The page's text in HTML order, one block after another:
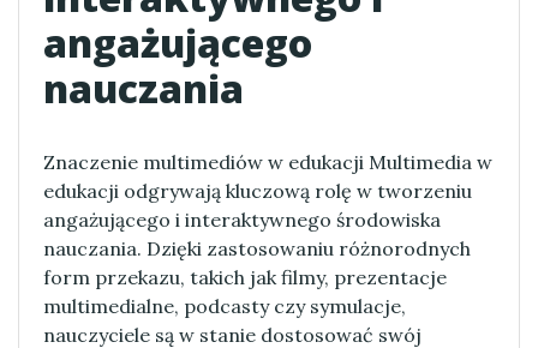
angażującego
nauczania
Znaczenie multimediów w edukacji Multimedia w
edukacji odgrywają kluczową rolę w tworzeniu
angażującego i interaktywnego środowiska
nauczania. Dzięki zastosowaniu różnorodnych
form przekazu, takich jak filmy, prezentacje
multimedialne, podcasty czy symulacje,
nauczyciele są w stanie dostosować swój